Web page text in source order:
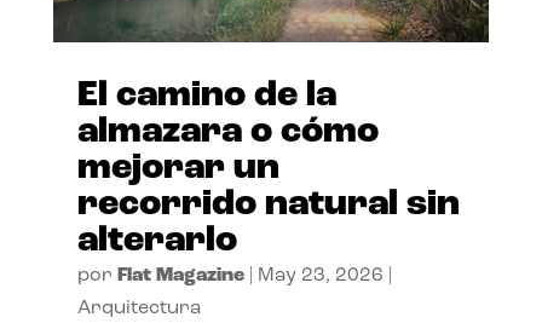
El camino de la
almazara o cómo
mejorar un
recorrido natural sin
alterarlo
por Flat Magazine| May 23, 2026
Arquitectura